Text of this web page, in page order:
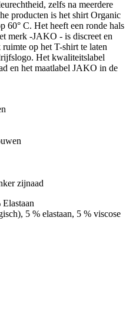
zelfs na meerdere
producten is het shirt Organic
60° C. Het heeft een ronde hals
merk -JAKO - is discreet en
op het T-shirt te laten
Het kwaliteitslabel
en het maatlabel JAKO in de
zijnaad
5 % elastaan, 5 % viscose